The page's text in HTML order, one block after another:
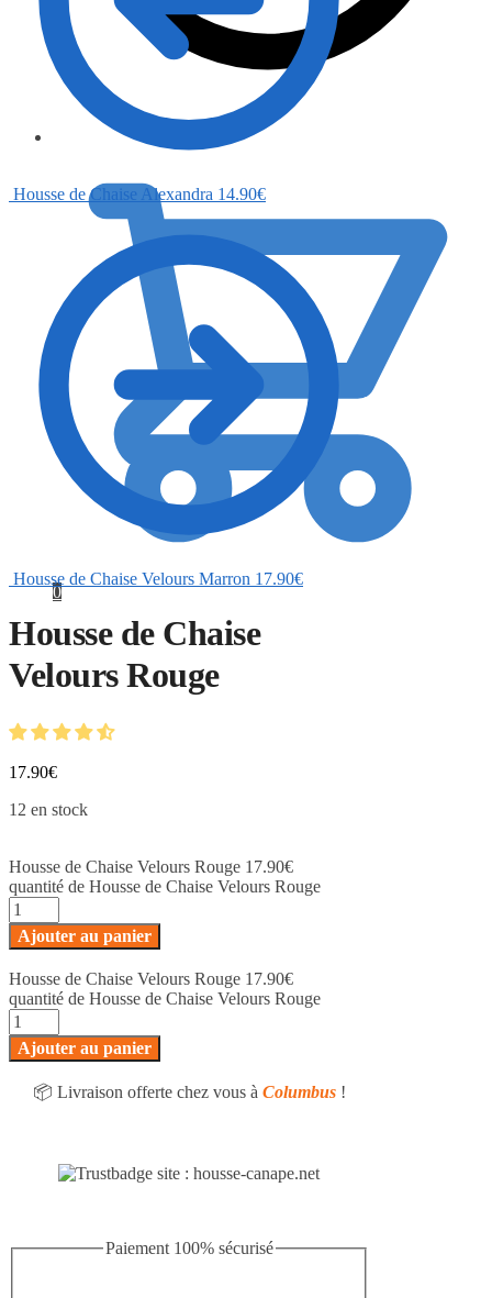
0
Housse de Chaise Alexandra 14.90€
Housse de Chaise Velours Marron 17.90€
Housse de Chaise
Velours Rouge
17.90€
12 en stock
Housse de Chaise Velours Rouge 17.90€
quantité de Housse de Chaise Velours Rouge
Ajouter au panier
Housse de Chaise Velours Rouge 17.90€
quantité de Housse de Chaise Velours Rouge
Ajouter au panier
📦 Livraison offerte chez vous à Columbus !
Paiement 100% sécurisé